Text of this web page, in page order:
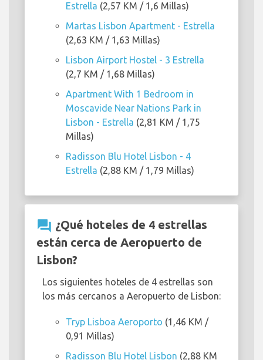
Estrella (2,57 KM / 1,6 Millas)
Martas Lisbon Apartment - Estrella
(2,63 KM / 1,63 Millas)
Lisbon Airport Hostel - 3 Estrella
(2,7 KM / 1,68 Millas)
Apartment With 1 Bedroom in
Moscavide Near Nations Park in
Lisbon - Estrella (2,81 KM / 1,75
Millas)
Radisson Blu Hotel Lisbon - 4
Estrella (2,88 KM / 1,79 Millas)
question_answer ¿Qué hoteles de 4 estrellas
están cerca de Aeropuerto de
Lisbon?
Los siguientes hoteles de 4 estrellas son
los más cercanos a Aeropuerto de Lisbon:
Tryp Lisboa Aeroporto (1,46 KM /
0,91 Millas)
Radisson Blu Hotel Lisbon (2,88 KM